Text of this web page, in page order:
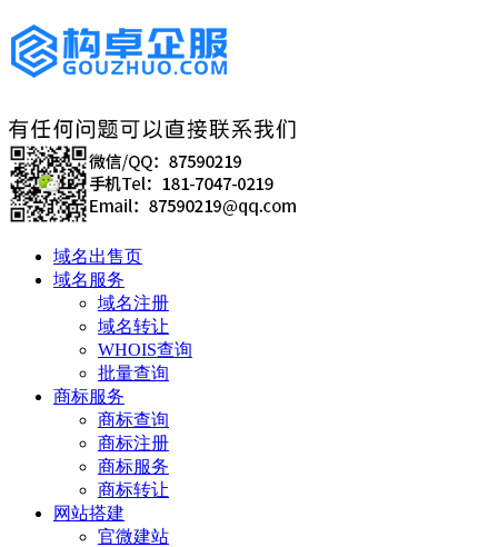
域名出售页
域名服务
域名注册
域名转让
WHOIS查询
批量查询
商标服务
商标查询
商标注册
商标服务
商标转让
网站搭建
官微建站